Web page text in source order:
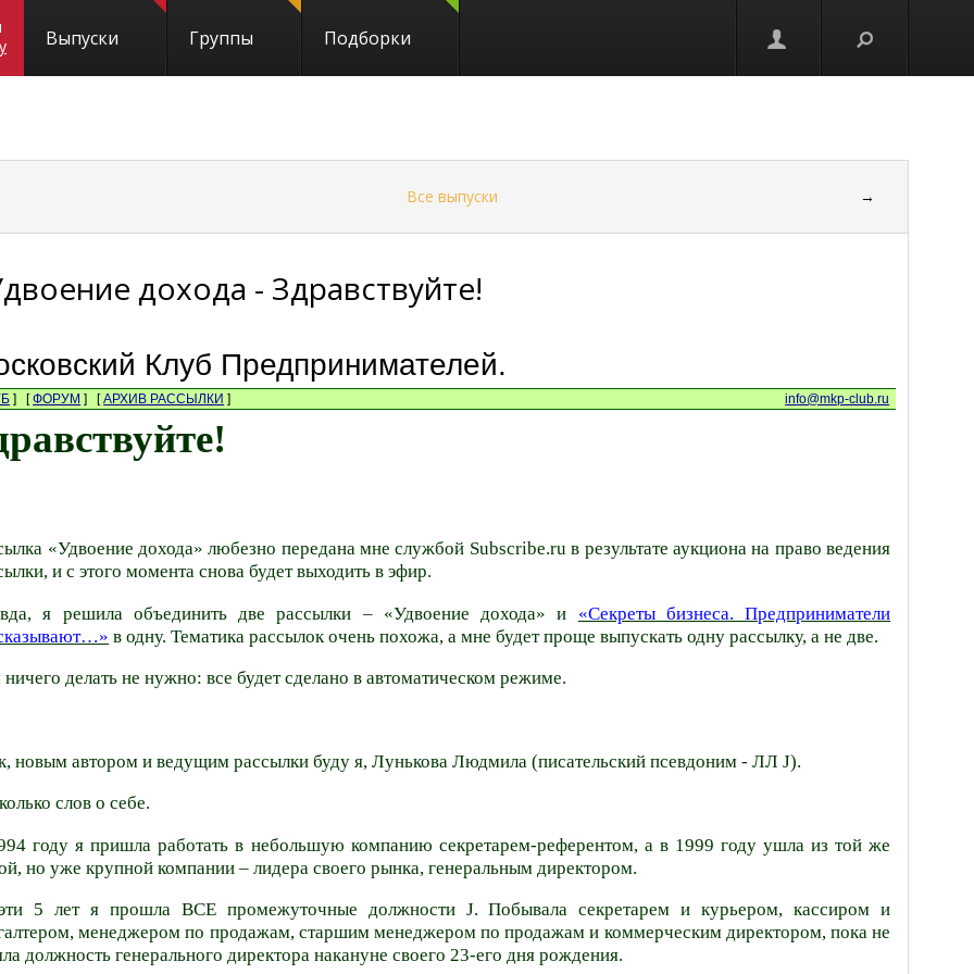
Выпуски Группы Подборки
Все выпуски →
дохода - Здравствуйте!
Клуб Предпринимателей.
] [ФОРУМ ] [АРХИВ РАССЫЛКИ ] info@mkp-club.ru
«Удвоение дохода» любезно передана мне службой Subscribe.ru в результате аукциона на право ведения
и с этого момента снова будет выходить в эфир.
я решила объединить две рассылки – «Удвоение дохода» и «Секреты бизнеса. Предприниматели
в одну. Тематика рассылок очень похожа, а мне будет проще выпускать одну рассылку, а не две.
делать не нужно: все будет сделано в автоматическом режиме.
новым автором и ведущим рассылки буду я,Лунькова Людмила (писательский псевдоним - ЛЛJ).
слов о себе.
году я пришла работать в небольшую компанию секретарем-референтом, а в 1999 году ушла из той же
но уже крупной компании – лидера своего рынка, генеральным директором.
5 лет я прошла ВСЕ промежуточные должности J. Побывала секретарем и курьером, кассиром и
менеджером по продажам, старшим менеджером по продажам и коммерческим директором, пока не
должность генерального директора накануне своего 23-его дня рождения.